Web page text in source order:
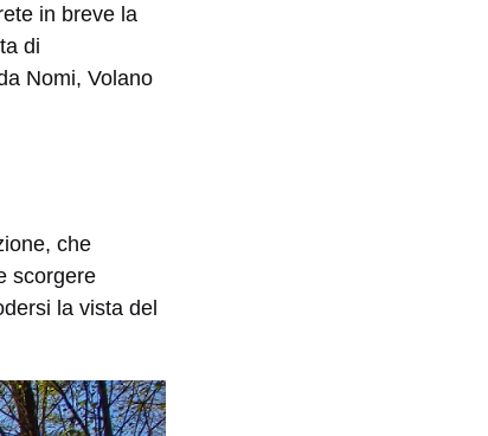
in breve la
di
Nomi, Volano
che
scorgere
la vista del